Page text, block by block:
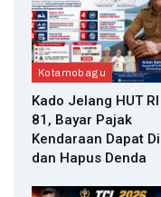
Kotamobagu
Kado Jelang HUT
81, Bayar Pajak
Kendaraan Dapat
dan Hapus Denda